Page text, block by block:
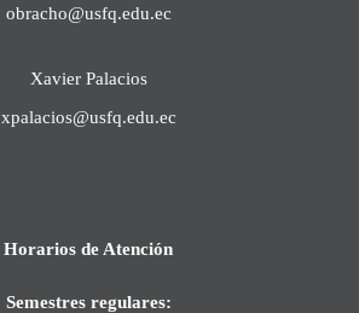
obracho@usfq.edu.ec
Xavier Palacios
xpalacios@usfq.edu.ec
Horarios de Atención
Semestres regulares: